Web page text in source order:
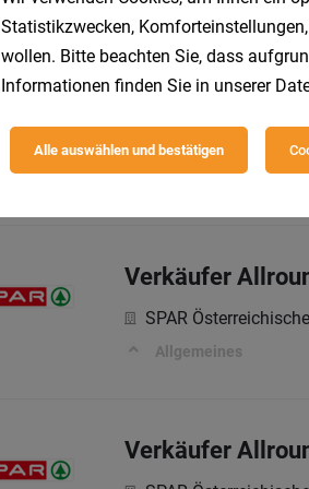
Allgemeines
Mitarbeiter
SPAR
Allgemeines
Verkäufer
SPAR
Allgemeines
Verkäufer
Statistikzwecken,
wollen. Bitte beachten Sie, dass
Informationen finden Sie in unserer
Alle auswählen und bestätigen